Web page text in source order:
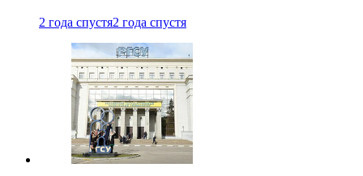
2 года спустя2 года спустя